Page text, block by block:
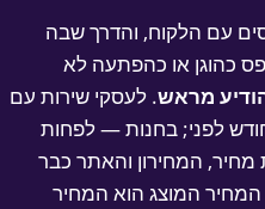
עם הלקוח, והדרך שבה
או כהפתעה לא
מראש. לעסקי שירות עם
לפני; בחנות — לפחות
המחירון והאתר כבר
המוצג הוא המחיר